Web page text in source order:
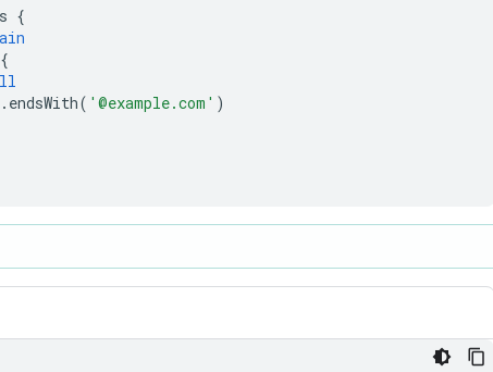
{
{
. endsWith( '@example.com' )